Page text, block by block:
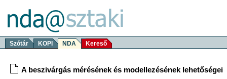
Szótár KOPI NDA Kereső
A beszivárgás mérésének és modellezésének lehetőségei